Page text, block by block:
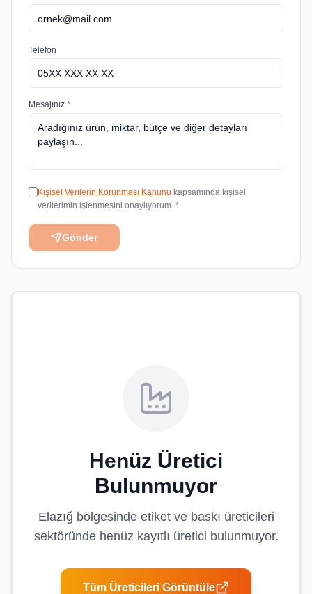
Telefon
Mesajınız *
Kişisel Verilerin Korunması Kanunu kapsamında kişisel
verilerimin işlenmesini onaylıyorum. *
Gönder
Henüz Üretici
Bulunmuyor
Elazığ bölgesinde etiket ve baskı üreticileri
sektöründe henüz kayıtlı üretici bulunmuyor.
Tüm Üreticileri Görüntüle